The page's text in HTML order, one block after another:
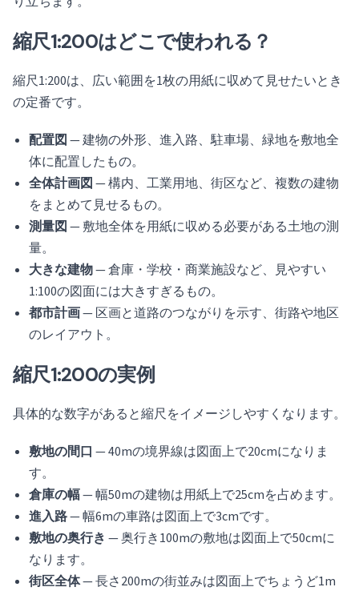
縮尺1:200はどこで使われる？
縮尺1:200は、広い範囲を1枚の用紙に収めて見せたいとき
の定番です。
配置図 — 建物の外形、進入路、駐車場、緑地を敷地全
体に配置したもの。
全体計画図 — 構内、工業用地、街区など、複数の建物
をまとめて見せるもの。
測量図 — 敷地全体を用紙に収める必要がある土地の測
量。
大きな建物— 倉庫・学校・商業施設など、見やすい
1:100の図面には大きすぎるもの。
都市計画— 区画と道路のつながりを示す、街路や地区
のレイアウト。
縮尺1:200の実例
具体的な数字があると縮尺をイメージしやすくなります。
敷地の間口 — 40mの境界線は図面上で20cmになりま
す。
倉庫の幅— 幅50mの建物は用紙上で25cmを占めます。
進入路— 幅6mの車路は図面上で3cmです。
敷地の奥行き — 奥行き100mの敷地は図面上で50cmに
なります。
街区全体— 長さ200mの街並みは図面上でちょうど1m